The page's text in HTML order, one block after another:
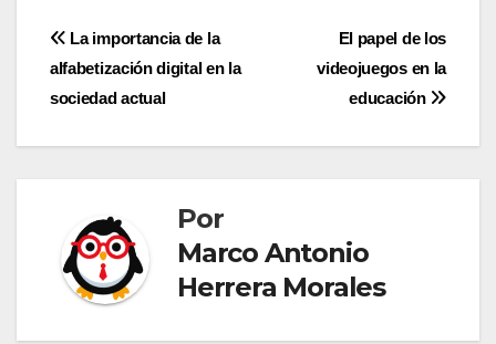
Navegación
de
entradas
El papel de los
videojuegos en la
educación
La importancia de la
alfabetización digital en la
sociedad actual
Por
Marco Antonio
Herrera Morales